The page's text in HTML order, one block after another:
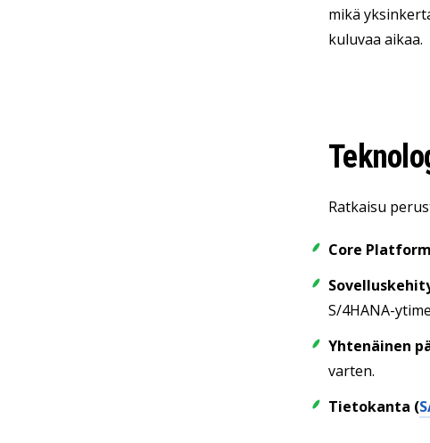
mikä
kuluvaa aikaa.
Ratkaisu
Core
S/4HANA-
Yhtenäinen
varten.
Tietokanta (